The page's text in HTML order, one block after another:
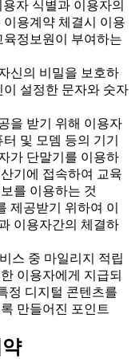
자 식별과 이용자의
용계약 체결시 이용
정보원이 부여하는
신의 비밀을 보호하
설정한 문자와 숫자
을 받기 위해 이용자
및 모뎀 등의 기기
가 단말기를 이용하
기에 접속하여 교육
를 이용하는 것
제공받기 위하여 이
이용자간의 체결하
스 중 마일리지 적립
이용자에게 지급되
정 디지털 콘텐츠를
만들어진 포인트